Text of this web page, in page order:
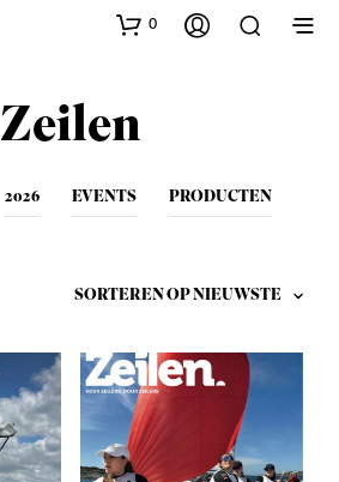
0
Zeilen
2026 EVENTS PRODUCTEN